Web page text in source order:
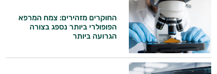
החוקרים מזהירים: צמח המרפא
הפופולרי ביותר נספג בצורה
הגרועה ביותר
התשובות שלי מבוססות על מאגרי מידע קליניים
וספרות מקצועית בתחומי הרפואה הטבעית
ותזונת הספורט.
אני כאן כדי לעזור לך להתאים את תוספי
התזונה ומוצרי הבריאות המדויקים למטרות